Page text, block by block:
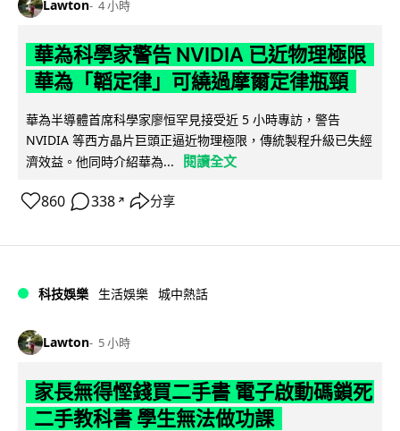
Lawton 4 小時
華為科學家警告 NVIDIA 已近物理極限
華為「韜定律」可繞過摩爾定律瓶頸
華為半導體首席科學家廖恒罕見接受近 5 小時專訪，警告
NVIDIA 等西方晶片巨頭正逼近物理極限，傳統製程升級已失經
濟效益。他同時介紹華為...
閱讀全文
860 338 ↗ 分享
科技娛樂 生活娛樂 城中熱話
Lawton 5 小時
家長無得慳錢買二手書 電子啟動碼鎖死
二手教科書 學生無法做功課